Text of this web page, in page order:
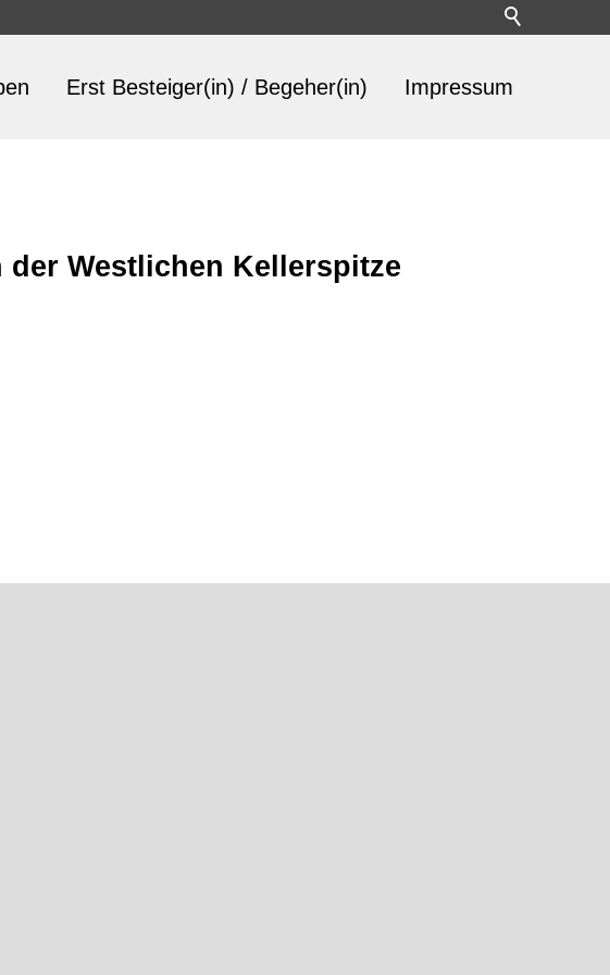
Erst Besteiger(in) / Begeher(in) Impressum
der Westlichen Kellerspitze